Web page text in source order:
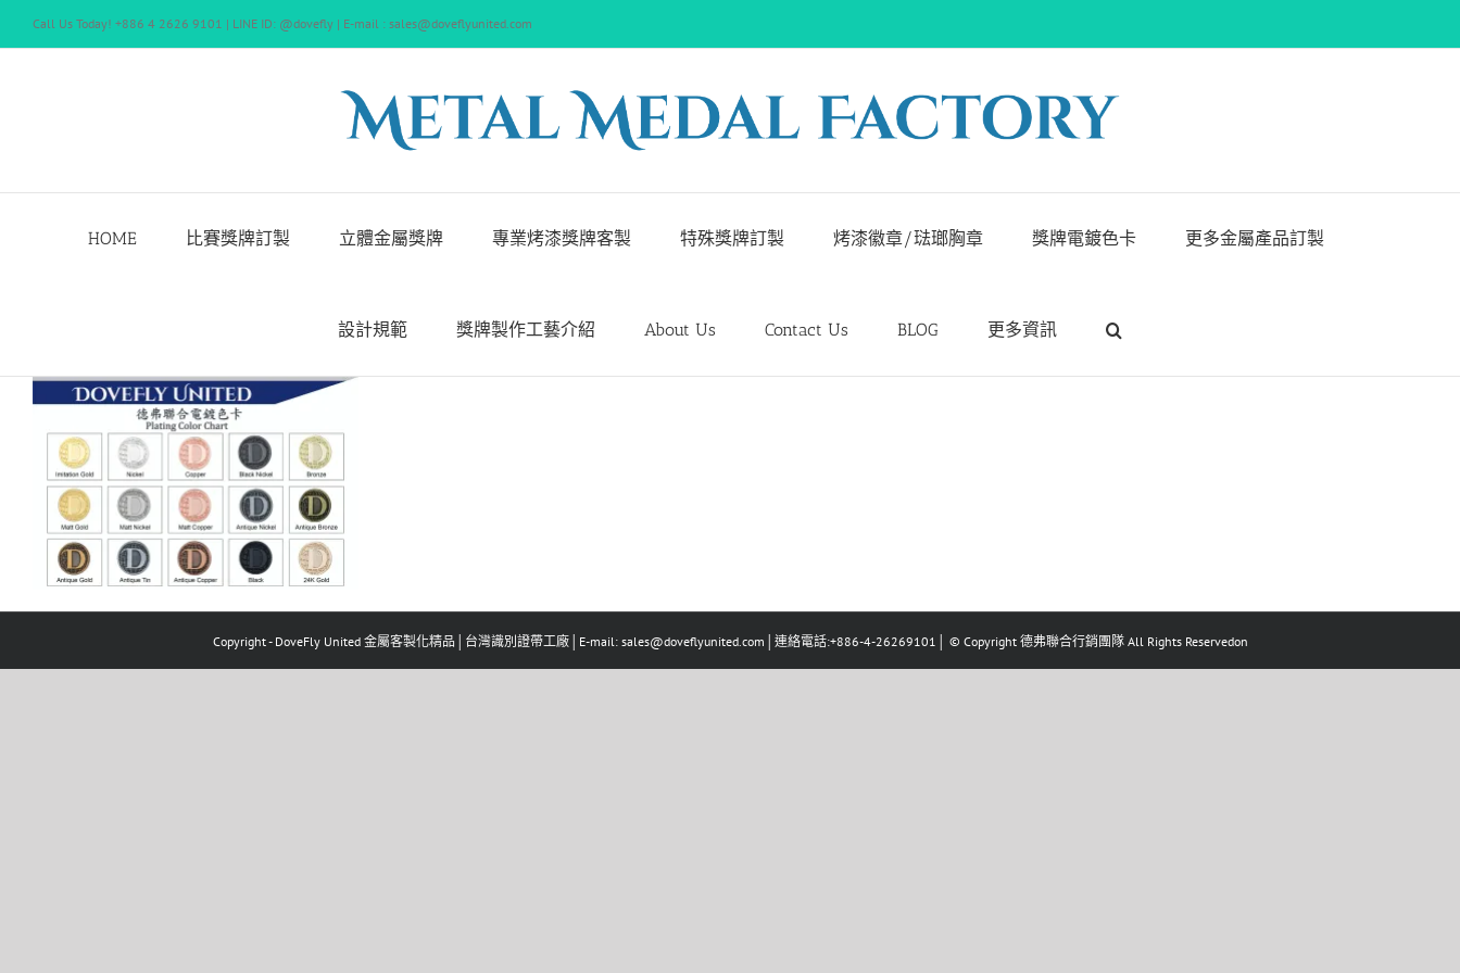
content
Call Us Today! +886 4 2626 9101 | LINE ID: @dovefly | E-mail : sales@doveflyunited.com
HOME 比賽獎牌訂製 立體金屬獎牌 專業烤漆獎牌客製 特殊獎牌訂製 烤漆徽章/琺瑯胸章 獎牌電鍍色卡 更多金屬產品訂製
設計規範 獎牌製作工藝介紹 About Us Contact Us BLOG 更多資訊
Copyright - DoveFly United 金屬客製化精品│台灣識別證帶工廠│E-mail: sales@doveflyunited.com│連絡電話:+886-4-26269101│ © Copyright 德弗聯合行銷團隊 All Rights Reservedon